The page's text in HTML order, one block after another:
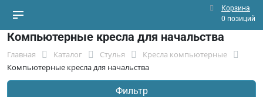
Корзина
0 позиций
Компьютерные кресла для начальства
Главная Каталог Стулья
Кресла компьютерные
Компьютерные кресла для начальства
Фильтр